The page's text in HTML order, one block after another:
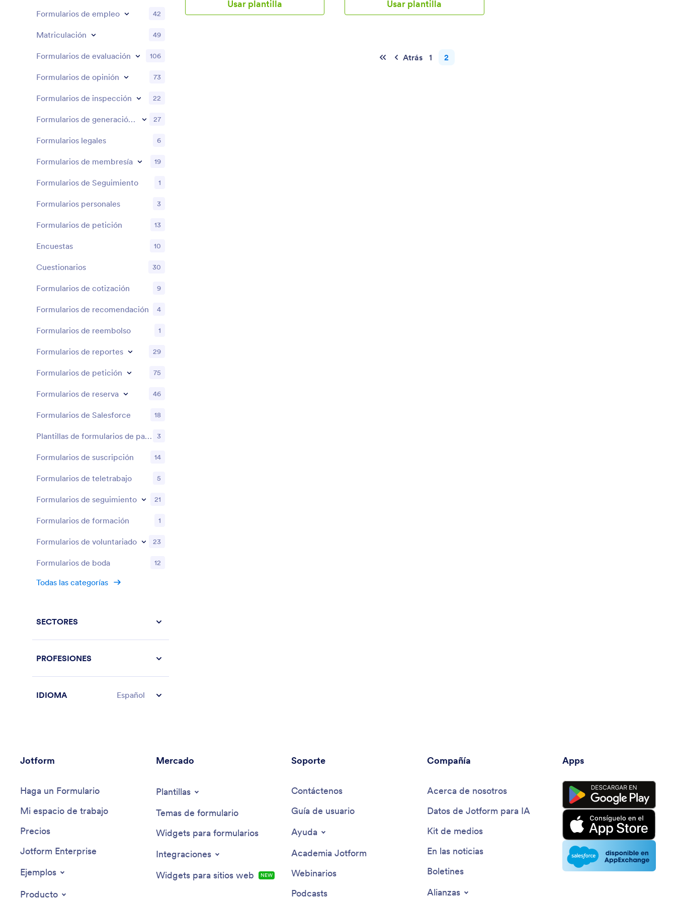
Usar plantilla Usar plantilla
Atrás 1 2
Formularios de empleo 42
Matriculación 49
Formularios de evaluación 106
Formularios de opinión 73
Formularios de inspección 22
Formularios de generación de prospectos 27
Formularios legales 6
Formularios de membresía 19
Formularios de Seguimiento 1
Formularios personales 3
Formularios de petición 13
Encuestas 10
Cuestionarios 30
Formularios de cotización 9
Formularios de recomendación 4
Formularios de reembolso 1
Formularios de reportes 29
Formularios de petición 75
Formularios de reserva 46
Formularios de Salesforce 18
Plantillas de formularios de patrocinio 3
Formularios de suscripción 14
Formularios de teletrabajo 5
Formularios de seguimiento 21
Formularios de formación 1
Formularios de voluntariado 23
Formularios de boda 12
Todas las categorías
SECTORES
PROFESIONES
IDIOMA Español
Jotform
Haga un Formulario
Mi espacio de trabajo
Precios
Jotform Enterprise
Ejemplos
Producto
Mercado
Plantillas
Temas de formulario
Widgets para formularios
Integraciones
Widgets para sitios web
NUEVA
Soporte
Contáctenos
Guía de usuario
Ayuda
Academia Jotform
Webinarios
Podcasts
Compañía
Acerca de nosotros
Datos de Jotform para IA
Kit de medios
En las noticias
Boletines
Alianzas
Apps